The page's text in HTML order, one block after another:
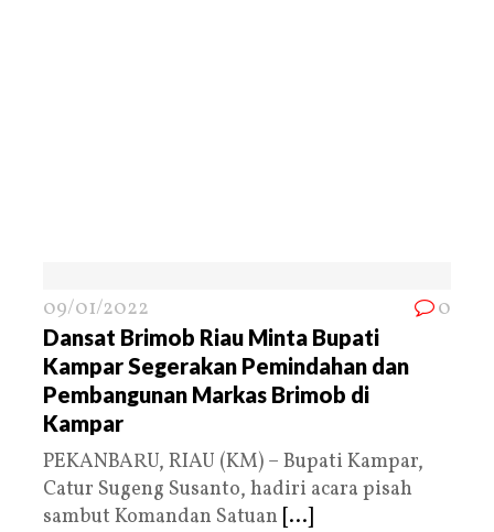
09/01/2022 0
Dansat Brimob Riau Minta Bupati
Kampar Segerakan Pemindahan dan
Pembangunan Markas Brimob di
Kampar
PEKANBARU, RIAU (KM) – Bupati Kampar,
Catur Sugeng Susanto, hadiri acara pisah
sambut Komandan Satuan [...]